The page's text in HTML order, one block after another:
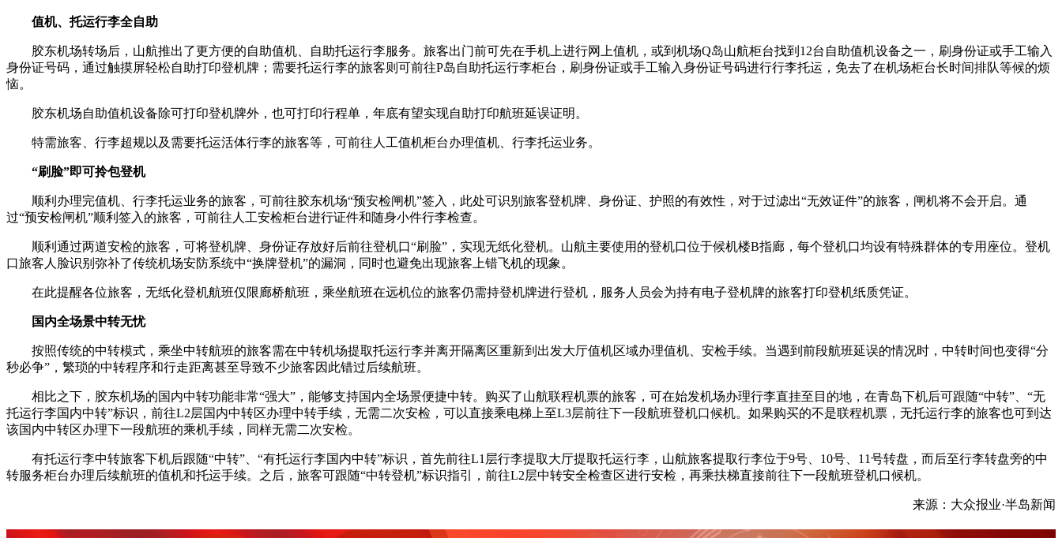
值机、托运行李全自助
胶东机场转场后，山航推出了更方便的自助值机、自助托运行李服务。旅客出门前可先在手机上进行网上值机，或到机场Q岛山航柜台找到12台自助值机设备之一，刷身份证或手工输入
身份证号码，通过触摸屏轻松自助打印登机牌；需要托运行李的旅客则可前往P岛自助托运行李柜台，刷身份证或手工输入身份证号码进行行李托运，免去了在机场柜台长时间排队等候的烦
恼。
胶东机场自助值机设备除可打印登机牌外，也可打印行程单，年底有望实现自助打印航班延误证明。
特需旅客、行李超规以及需要托运活体行李的旅客等，可前往人工值机柜台办理值机、行李托运业务。
“刷脸”即可拎包登机
顺利办理完值机、行李托运业务的旅客，可前往胶东机场“预安检闸机”签入，此处可识别旅客登机牌、身份证、护照的有效性，对于过滤出“无效证件”的旅客，闸机将不会开启。通
过“预安检闸机”顺利签入的旅客，可前往人工安检柜台进行证件和随身小件行李检查。
顺利通过两道安检的旅客，可将登机牌、身份证存放好后前往登机口“刷脸”，实现无纸化登机。山航主要使用的登机口位于候机楼B指廊，每个登机口均设有特殊群体的专用座位。登机
口旅客人脸识别弥补了传统机场安防系统中“换牌登机”的漏洞，同时也避免出现旅客上错飞机的现象。
在此提醒各位旅客，无纸化登机航班仅限廊桥航班，乘坐航班在远机位的旅客仍需持登机牌进行登机，服务人员会为持有电子登机牌的旅客打印登机纸质凭证。
国内全场景中转无忧
按照传统的中转模式，乘坐中转航班的旅客需在中转机场提取托运行李并离开隔离区重新到出发大厅值机区域办理值机、安检手续。当遇到前段航班延误的情况时，中转时间也变得“分
秒必争”，繁琐的中转程序和行走距离甚至导致不少旅客因此错过后续航班。
相比之下，胶东机场的国内中转功能非常“强大”，能够支持国内全场景便捷中转。购买了山航联程机票的旅客，可在始发机场办理行李直挂至目的地，在青岛下机后可跟随“中转”、“无
托运行李国内中转”标识，前往L2层国内中转区办理中转手续，无需二次安检，可以直接乘电梯上至L3层前往下一段航班登机口候机。如果购买的不是联程机票，无托运行李的旅客也可到达
该国内中转区办理下一段航班的乘机手续，同样无需二次安检。
有托运行李中转旅客下机后跟随“中转”、“有托运行李国内中转”标识，首先前往L1层行李提取大厅提取托运行李，山航旅客提取行李位于9号、10号、11号转盘，而后至行李转盘旁的中
转服务柜台办理后续航班的值机和托运手续。之后，旅客可跟随“中转登机”标识指引，前往L2层中转安全检查区进行安检，再乘扶梯直接前往下一段航班登机口候机。
来源：大众报业·半岛新闻